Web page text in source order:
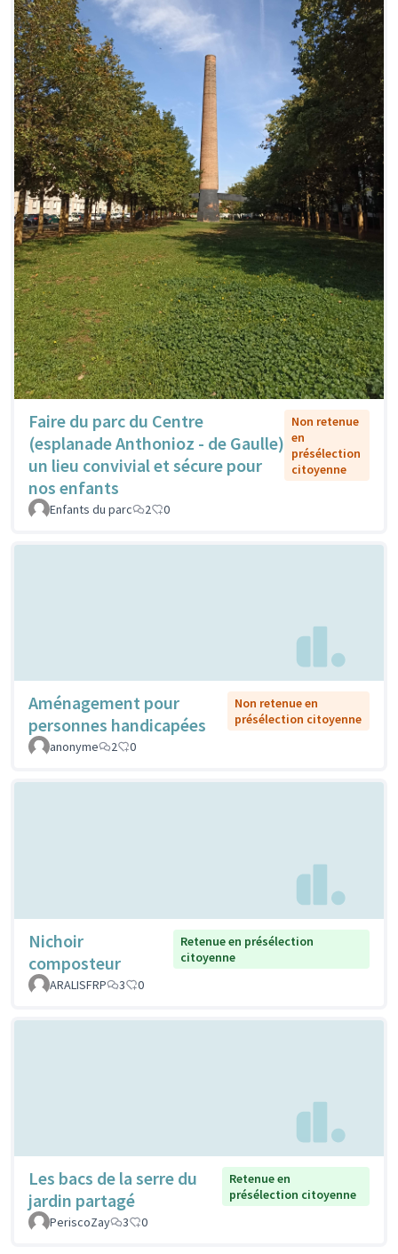
Faire du parc du Centre
(esplanade Anthonioz - de Gaulle)
un lieu convivial et sécure pour
nos enfants
Non retenue
en
présélection
citoyenne
Enfants du parc 2 0
Aménagement pour
personnes handicapées
Non retenue en
présélection citoyenne
anonyme
2 0
Nichoir
composteur
Retenue en présélection
citoyenne
ARALISFRP
3 0
Les bacs de la serre du
jardin partagé
Retenue en
présélection citoyenne
PeriscoZay
3 0